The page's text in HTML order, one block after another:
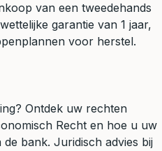
van een tweedehands
garantie van 1 jaar,
voor herstel.
Ontdek uw rechten
Recht en hoe u uw
bank. Juridisch advies bij